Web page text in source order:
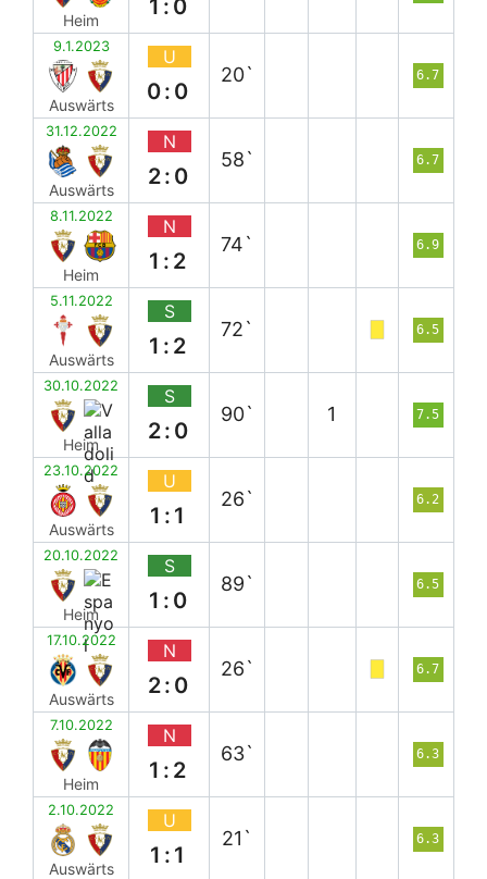
Heim
1:0
9.1.2023
Auswärts
U
0:0
20` 6.7
31.12.2022
Auswärts
N
2:0
58` 6.7
8.11.2022
Heim
N
1:2
74` 6.9
5.11.2022
Auswärts
S
1:2
72` 6.5
30.10.2022
Heim
S
2:0
90` 1 7.5
23.10.2022
Auswärts
U
1:1
26` 6.2
20.10.2022
Heim
S
1:0
89` 6.5
17.10.2022
Auswärts
N
2:0
26` 6.7
7.10.2022
Heim
N
1:2
63` 6.3
2.10.2022
Auswärts
U
1:1
21` 6.3